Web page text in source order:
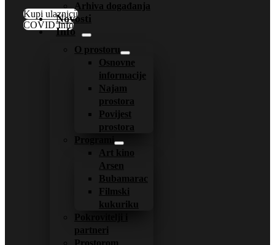
Arhiva događanja
Novosti
Info
O prostoru
Osnovne
informacije
Najam
prostora
Povijest
prostora
Programi
Art kino
Arsen
Bubamarac
Filmski
kukuriku
Pokrovitelji i
partneri
Prostorom
Kupi ulaznicu
COVID Info